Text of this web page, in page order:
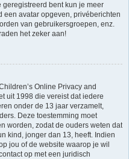
bent kun je meer
een avatar opgeven, privéberichten
van gebruikersgroepen, enz.
het zeker aan!
Online Privacy and
uit 1998 die vereist dat iedere
onder de 13 jaar verzamelt,
Deze toestemming moet
worden, zodat de ouders weten dat
kind, jonger dan 13, heeft. Indien
jou of de website waarop je wil
op met een juridisch